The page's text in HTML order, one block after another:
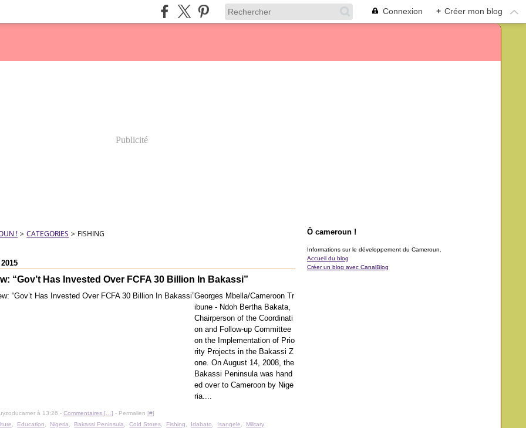
Connexion + Créer mon blog
Publicité
! > CATEGORIES > FISHING
“Gov’t Has Invested Over FCFA 30 Billion In Bakassi”
Georges Mbella/Cameroon Tr
ibune - Ndoh Bertha Bakata,
Chairperson of the Coordinati
on and Follow-up Committee
on the Implementation of Prio
rity Projects in the Bakassi Z
one. On August 14, 2008, the
Bakassi Peninsula was hand
ed over to Cameroon by Nige
ria....
à 13:26 -Commentaires [ …] - Permalien [#]
Education Nigeria Bakassi Peninsula ,Cold Stores Fishing Idabato Isangele
Military
Ô cameroun !
Informations sur le développement du Cameroun.
Accueil du blog
Créer un blog avec CanalBlog